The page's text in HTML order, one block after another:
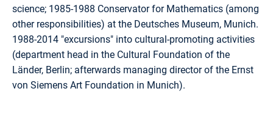
science; 1985-1988 Conservator for Mathematics (among
other responsibilities) at the Deutsches Museum, Munich.
1988-2014 "excursions" into cultural-promoting activities
(department head in the Cultural Foundation of the
Länder, Berlin; afterwards managing director of the Ernst
von Siemens Art Foundation in Munich).